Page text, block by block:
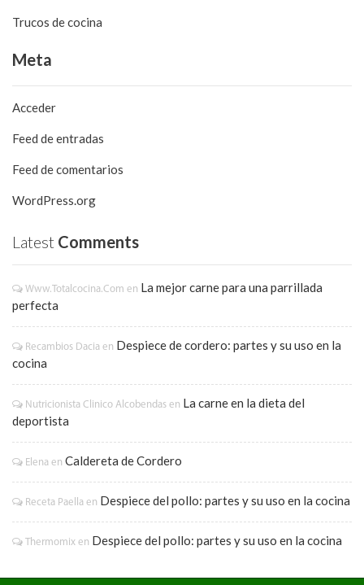
Trucos de cocina
Meta
Acceder
Feed de entradas
Feed de comentarios
WordPress.org
Latest Comments
Www.totalcocina.com en La mejor carne para una parrillada
perfecta
Recambios Dacia en Despiece de cordero: partes y su uso en la
cocina
Nutricionista Clinico Alcobendas en La carne en la dieta del
deportista
Elena en Caldereta de Cordero
Receta Paella en Despiece del pollo: partes y su uso en la cocina
Thermomix en Despiece del pollo: partes y su uso en la cocina